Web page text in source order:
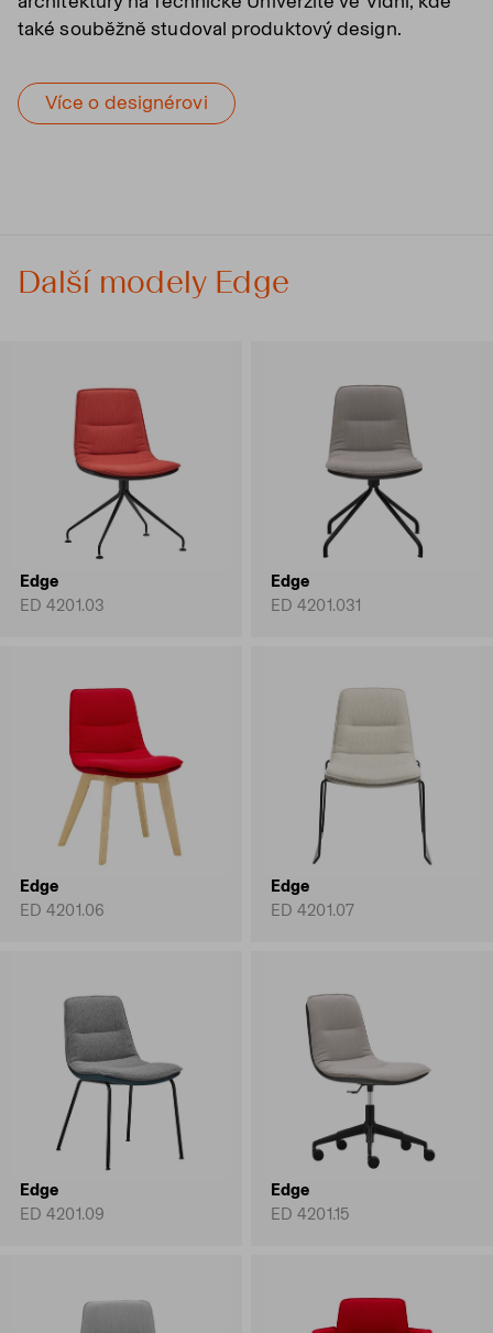
také souběžně studoval produktový design.
Více o designérovi
Další modely Edge
Edge
ED 4201.03
Edge
ED 4201.031
Edge
ED 4201.06
Edge
ED 4201.07
Edge
ED 4201.09
Edge
ED 4201.15